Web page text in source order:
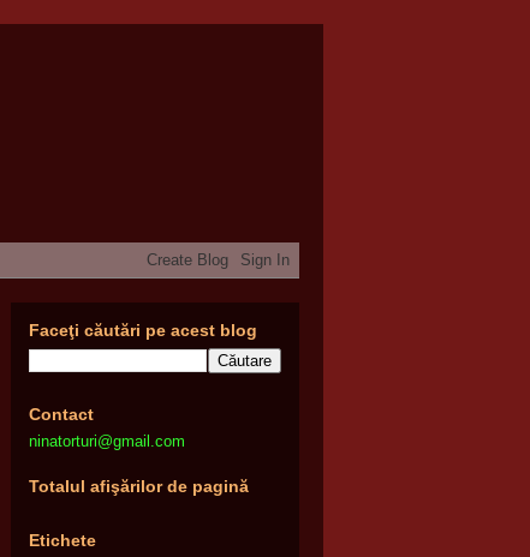
Faceţi căutări pe acest blog
Contact
ninatorturi@gmail.com
Totalul afişărilor de pagină
Etichete